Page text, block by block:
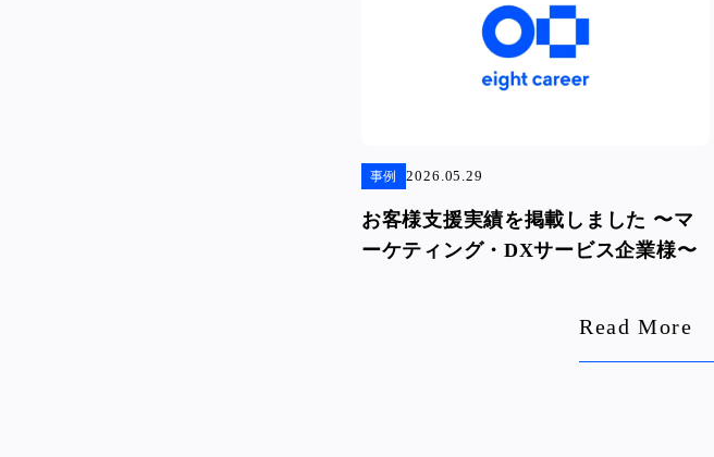
事例 2026.05.29
お客様支援実績を掲載しました 〜マ
ーケティング・DXサービス企業様〜
Read More